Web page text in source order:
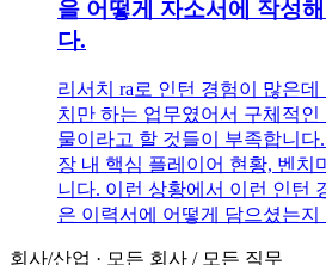
을 어떻게 자소서에 작성
다.
리서치 ra로 인턴 경험이 많은
치만 하는 업무였어서 구체적
물이라고 할 것들이 부족합니다
장 내 핵심 플레이어 현황, 벤치
니다. 이런 상황에서 이런 인턴
은 이력서에 어떻게 담으셨는지
회사/산업 · 모든 회사 / 모든 직무